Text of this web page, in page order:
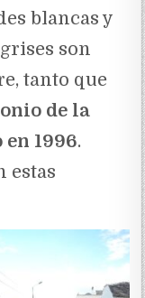
blancas y
son
tanto que
de la
1996.
estas